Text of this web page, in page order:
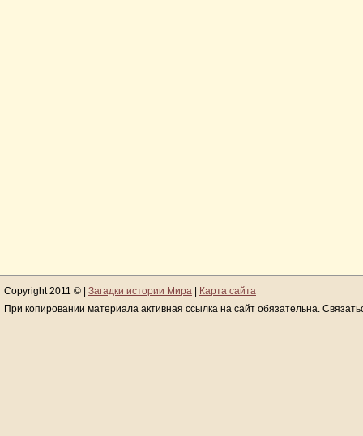
Copyright 2011 © | Загадки истории Мира
Карта сайта
При копировании материала активная ссылка на сайт обязательна.